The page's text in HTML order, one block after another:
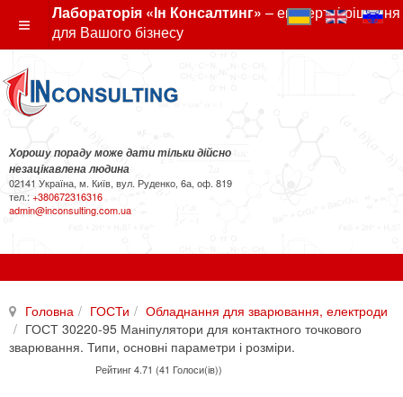
Лабораторія «Ін Консалтинг» – експертні рішення
для Вашого бізнесу
Хорошу пораду може дати тільки дійсно
незацікавлена людина
02141 Україна, м. Київ, вул. Руденко, 6а, оф. 819
тел.: +380672316316
admin@inconsulting.com.ua
Головна ГОСТи
Обладнання для зварювання, електроди
ГОСТ 30220-95 Маніпулятори для контактного точкового
зварювання. Типи, основні параметри і розміри.
Рейтинг 4.71 (41 Голоси(ів))